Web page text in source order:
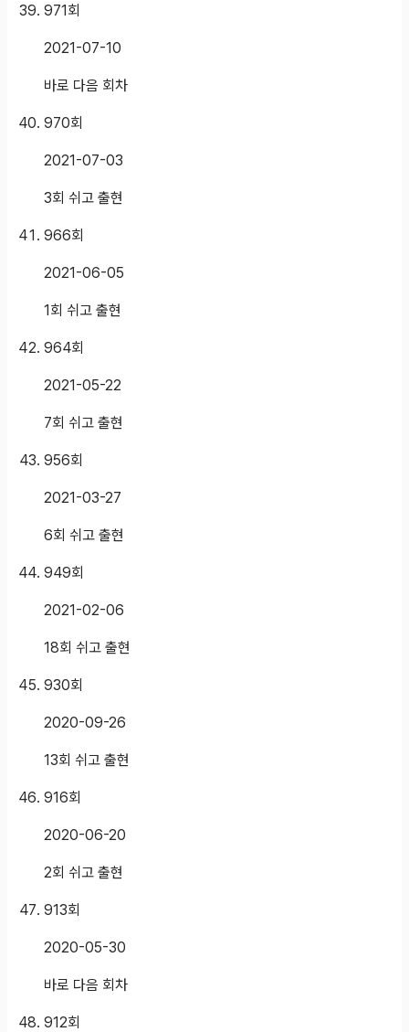
971회
2021-07-10
바로 다음 회차
970회
2021-07-03
3회 쉬고 출현
966회
2021-06-05
1회 쉬고 출현
964회
2021-05-22
7회 쉬고 출현
956회
2021-03-27
6회 쉬고 출현
949회
2021-02-06
18회 쉬고 출현
930회
2020-09-26
13회 쉬고 출현
916회
2020-06-20
2회 쉬고 출현
913회
2020-05-30
바로 다음 회차
912회